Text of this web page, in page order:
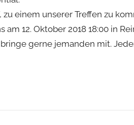
einem unserer Treffen zu
12. Oktober 2018 18:00 in
gerne jemanden mit.